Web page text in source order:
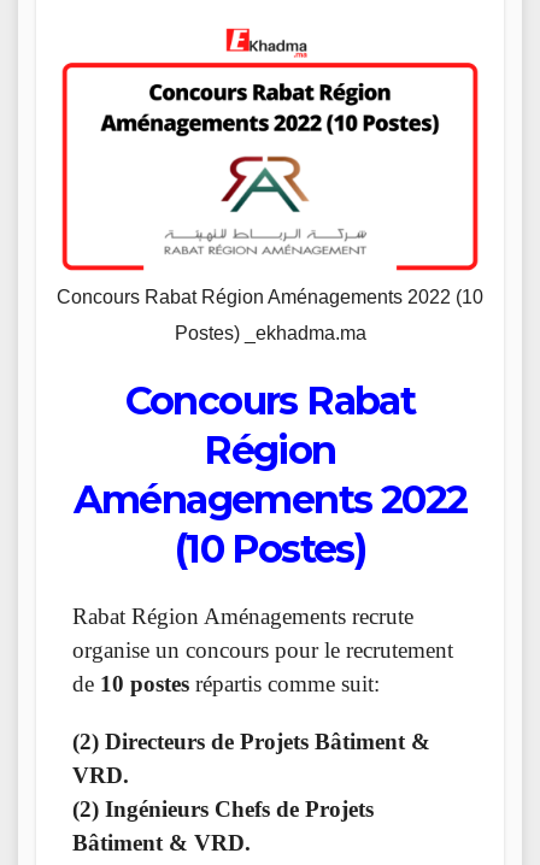
Concours Rabat Région Aménagements 2022 (10
Postes) _ekhadma.ma
Concours Rabat
Région
Aménagements 2022
(10 Postes)
Rabat Région Aménagements recrute
organise un concours pour le recrutement
de 10 postes répartis comme suit:
(2) Directeurs de Projets Bâtiment &
VRD.
(2) Ingénieurs Chefs de Projets
Bâtiment & VRD.